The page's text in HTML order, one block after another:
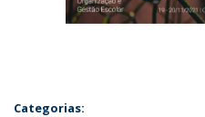
Categorias: